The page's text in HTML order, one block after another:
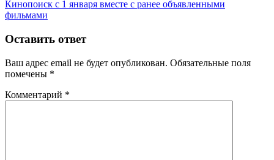
Кинопоиск с 1 января вместе с ранее объявленными
фильмами
Оставить ответ
Ваш адрес email не будет опубликован. Обязательные поля
помечены *
Комментарий *